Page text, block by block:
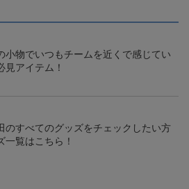
小物でいつもチームを近くで感じてい
見アイテム！
のすべてのグッズをチェックしたい方
一覧はこちら！